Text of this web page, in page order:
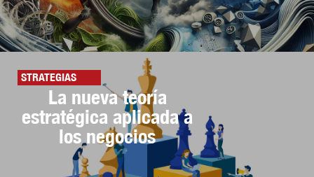
STRATEGIAS
La nueva teoría
estratégica aplicada a
los negocios